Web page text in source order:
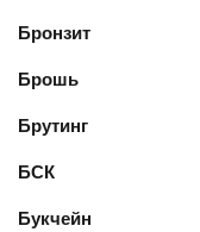
Бронзит
Брошь
Брутинг
БСК
Букчейн